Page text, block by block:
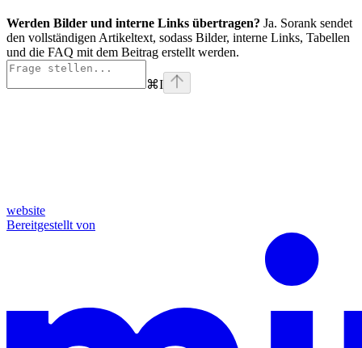
Werden Bilder und interne Links übertragen? Ja. Sorank sendet
den vollständigen Artikeltext, sodass Bilder, interne Links, Tabellen
und die FAQ mit dem Beitrag erstellt werden.
⌘I
website
Bereitgestellt von